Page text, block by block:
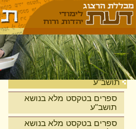
בית
תושב"ע
ספרים בטקסט מלא בנושא
תושב"ע
ספרים בטקסט מלא בנושא